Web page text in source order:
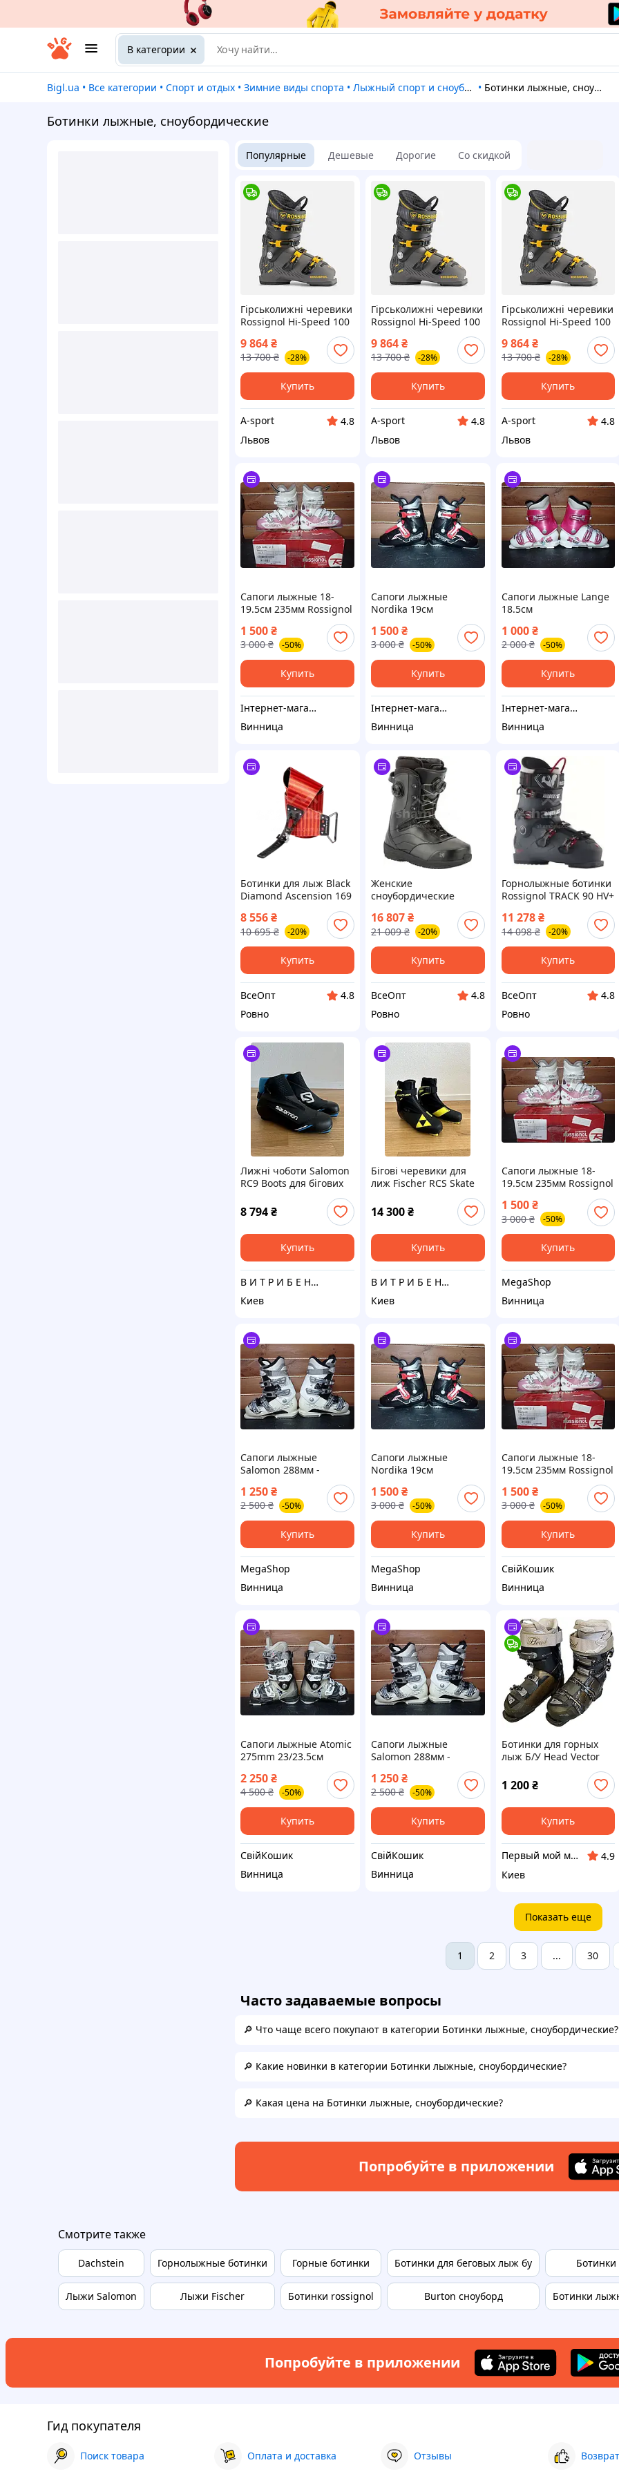
В категории
Bigl.ua • Все категории • Спорт и отдых • Зимние виды спорта • Лыжный спорт и сноубординг • Ботинки лыжные, сноубордические
Ботинки лыжные, сноубордические
Популярные Дешевые Дорогие Со скидкой
Гірськолижні черевики
Rossignol Hi-Speed ​​​​100
9 864₴
13 700 ₴ -28%
Купить
A-sport
4.8
Львов
Гірськолижні черевики
Rossignol Hi-Speed ​​​​100
9 864₴
13 700 ₴ -28%
Купить
A-sport
4.8
Львов
Гірськолижні черевики
Rossignol Hi-Speed ​​​​100
9 864 ₴
13 700 ₴ -28%
Купить
A-sport
4.8
Львов
Сапоги лыжные 18-
19.5см 235мм Rossignol
1 500₴
3 000 ₴ -50%
Купить
Інтернет-магазин "MULTI BOX"
Винница
Сапоги лыжные
Nordika 19см
1 500₴
3 000 ₴ -50%
Купить
Інтернет-магазин "MULTI BOX"
Винница
Сапоги лыжные Lange
18.5см
1 000 ₴
2 000 ₴ -50%
Купить
Інтернет-магазин "MULTI BOX"
Винница
Ботинки для лыж Black
Diamond Ascension 169
8 556₴
10 695 ₴ -20%
Купить
ВсеОпт
4.8
Ровно
Женские
сноубордические
ботинки Nitro Crown
Boa Black размер 38
5/10
16 807₴
21 009 ₴ -20%
Купить
ВсеОпт
4.8
Ровно
Горнолыжные ботинки
Rossignol TRACK 90 HV+
мужчин
универсальные
11 278 ₴
14 098 ₴ -20%
Купить
ВсеОпт
4.8
Ровно
Лижні чоботи Salomon
RC9 Boots для бігових
8 794₴
Купить
В И Т Р И Б Е Н Ь К И
Киев
Бігові черевики для
лиж Fischer RCS Skate
14 300₴
Купить
В И Т Р И Б Е Н Ь К И
Киев
Сапоги лыжные 18-
19.5см 235мм Rossignol
1 500 ₴
3 000 ₴ -50%
Купить
MegaShop
Винница
Сапоги лыжные
Salomon 288мм -
1 250₴
2 500 ₴ -50%
Купить
MegaShop
Винница
Сапоги лыжные
Nordika 19см
1 500₴
3 000 ₴ -50%
Купить
MegaShop
Винница
Сапоги лыжные 18-
19.5см 235мм Rossignol
1 500 ₴
3 000 ₴ -50%
Купить
СвійКошик
Винница
Сапоги лыжные Atomic
275mm 23/23.5см
2 250₴
4 500 ₴ -50%
Купить
СвійКошик
Винница
Сапоги лыжные
Salomon 288мм -
1 250₴
2 500 ₴ -50%
Купить
СвійКошик
Винница
Ботинки для горных
лыж Б/У Head Vector
1 200 ₴
Купить
Первый мой маркет
4.9
Киев
Показать еще
1 2 3 ... 30
Часто задаваемые вопросы
🔎 Что чаще всего покупают в категории Ботинки лыжные, сноубордические?
🔎 Какие новинки в категории Ботинки лыжные, сноубордические?
🔎 Какая цена на Ботинки лыжные, сноубордические?
Попробуйте в приложении
Смотрите также
Dachstein
Лыжи Salomon
Горнолыжные ботинки
Лыжи Fischer
Горные ботинки
Ботинки rossignol
Ботинки для беговых лыж бу
Burton сноуборд Ботинки
Попробуйте в приложении
Гид покупателя
Поиск товара Оплата и доставка Отзывы